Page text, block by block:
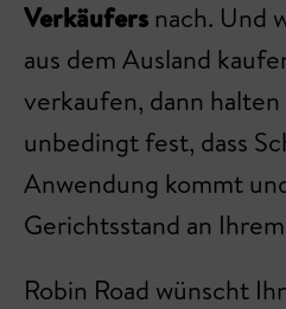
Verkäufers nach. Und
aus dem Ausland
verkaufen, dann
unbedingt fest, dass
Anwendung kommt
Gerichtsstand an
Robin Road wünscht